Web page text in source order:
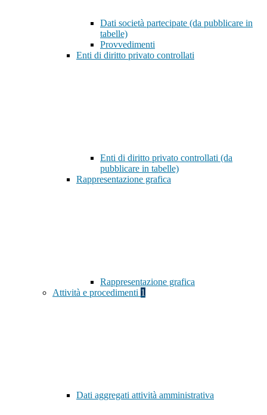
Dati società partecipate (da pubblicare in
tabelle)
Provvedimenti
Enti di diritto privato controllati
Enti di diritto privato controllati (da
pubblicare in tabelle)
Rappresentazione grafica
Rappresentazione grafica
Attività e procedimenti 1
Dati aggregati attività amministrativa